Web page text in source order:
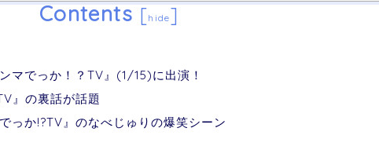
Contents [hide]
マでっか！？TV』(1/15)に出演！
』の裏話が話題
っか!?TV』のなべじゅりの爆笑シーン